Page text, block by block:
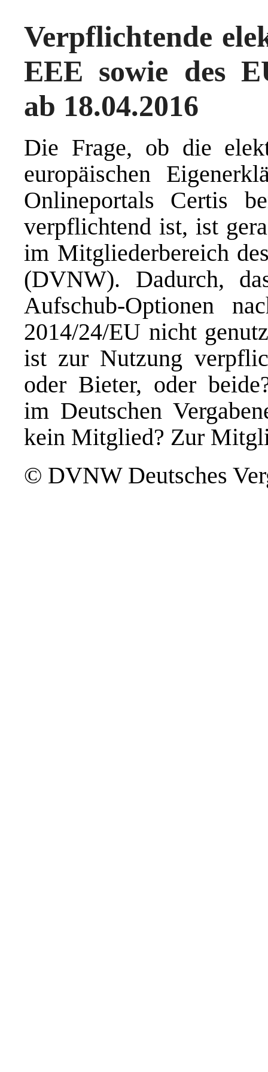
Verpflichtende
EEE sowie des
ab 18.04.2016
Die Frage, ob die
europäischen
Onlineportals Certis
verpflichtend ist, ist
im Mitgliederbereich
(DVNW). Dadurch,
Aufschub-Optionen
2014/24/EU nicht
ist zur Nutzung
oder Bieter, oder
im Deutschen
kein Mitglied? Zur